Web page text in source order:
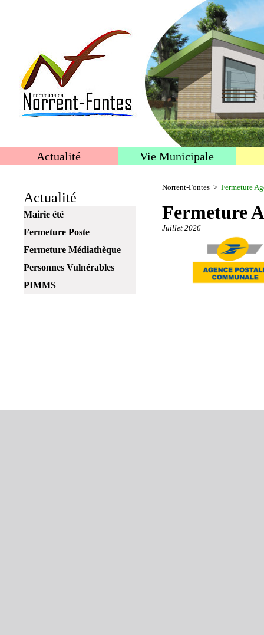
Actualité Vie Municipale
Actualité
Mairie été
Fermeture Poste
Fermeture Médiathèque
Personnes Vulnérables
PIMMS
Norrent-Fontes >Fermeture
Fermeture
Juillet 2026